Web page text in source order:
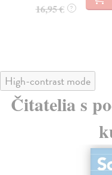
16,95 € ?
High-contrast mode
Čitatelia s